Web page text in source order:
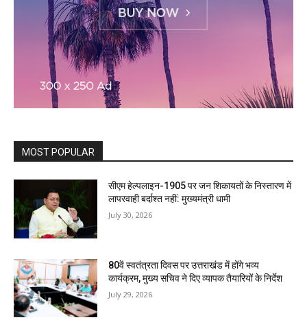
MOST POPULAR
सीएम हेल्पलाइन-1905 पर जन शिकायतों के निस्तारण में
लापरवाही बर्दाश्त नहीं: मुख्यमंत्री धामी
July 30, 2026
80वें स्वतंत्रता दिवस पर उत्तराखंड में होंगे भव्य
कार्यक्रम, मुख्य सचिव ने दिए व्यापक तैयारियों के निर्देश
July 29, 2026